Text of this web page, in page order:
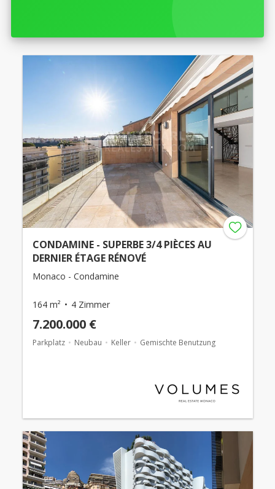
CONDAMINE - SUPERBE 3/4 PIÈCES AU
DERNIER ÉTAGE RÉNOVÉ
Monaco - Condamine
164 m² 4 Zimmer
7.200.000 €
Parkplatz Neubau Keller Gemischte Benutzung